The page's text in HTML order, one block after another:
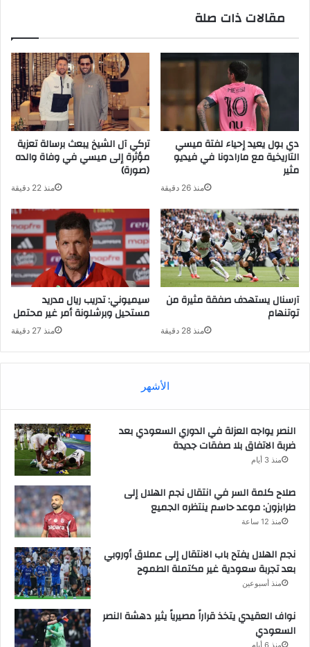
مقالات ذات صلة
تركي آل الشيخ يبعث برسالة تعزية
مؤثرة إلى ميسي في وفاة والده
(صورة)
منذ 22 دقيقة
دي بول يعيد إحياء لفتة ميسي
التاريخية مع مارادونا في فيديو
مثير
منذ 26 دقيقة
سيميوني: تدريب ريال مدريد
مستحيل وبرشلونة أمر غير محتمل
منذ 27 دقيقة
آرسنال يستهدف صفقة مثيرة من
توتنهام
منذ 28 دقيقة
الأشهر
النصر يواجه العزلة في الدوري السعودي بعد
ضربة الاتفاق بلا صفقات جديدة
منذ 3 أيام
صلاح كلمة السر في انتقال نجم الهلال إلى
طرابزون: موعد حاسم ينتظره الجميع
منذ 12 ساعة
نجم الهلال يفتح باب الانتقال إلى عملاق أوروبي
بعد تجربة سعودية غير مكتملة الطموح
منذ أسبوعين
نواف العقيدي يتخذ قراراً مصيرياً يثير دهشة النصر
السعودي
منذ 6 أيام